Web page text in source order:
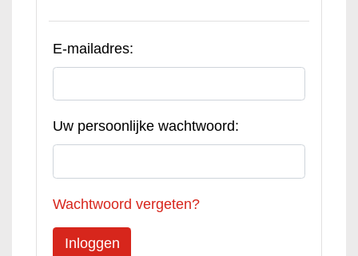
E-mailadres:
Uw persoonlijke wachtwoord:
Wachtwoord vergeten?